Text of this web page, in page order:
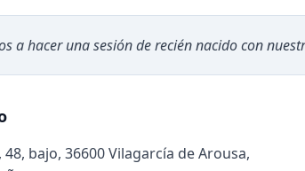
a hacer una sesión de recién nacido con
48, bajo, 36600 Vilagarcía de Arousa,